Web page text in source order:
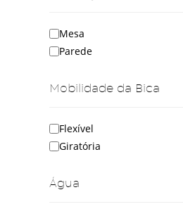
Mobilidade da Bica
Flexível
Giratória
Água
Mesa
Parede